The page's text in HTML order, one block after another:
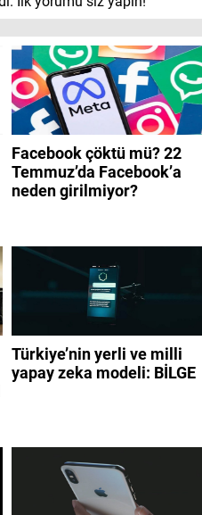
Facebook çöktü mü? 22
Temmuz’da Facebook’a
neden girilmiyor?
Türkiye’nin yerli ve milli
yapay zeka modeli: BİLGE